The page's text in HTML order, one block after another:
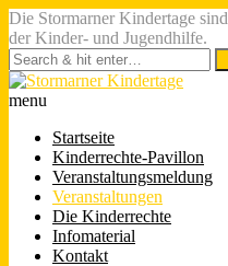
Die Stormarner Kindertage
der Kinder- und Jugendhilfe.
menu
Startseite
Kinderrechte-Pavillon
Veranstaltungsmeldung
Veranstaltungen
Die Kinderrechte
Infomaterial
Kontakt